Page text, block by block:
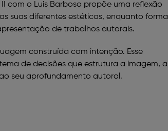
com o Luis Barbosa propõe uma reflexão
suas diferentes estéticas, enquanto forma
de trabalhos autorais.
construída com intenção. Esse
de decisões que estrutura a imagem, a
seu aprofundamento autoral.